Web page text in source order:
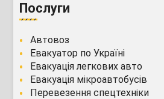
Послуги
Автовоз
Евакуатор по Україні
Евакуація легкових авто
Евакуація мікроавтобусів
Перевезення спецтехніки